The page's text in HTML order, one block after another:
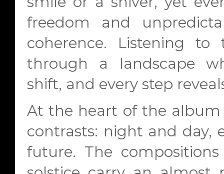
freedom and
coherence. Listening
through a landscape
shift, and every step
At the heart of the album
contrasts: night and day,
future. The